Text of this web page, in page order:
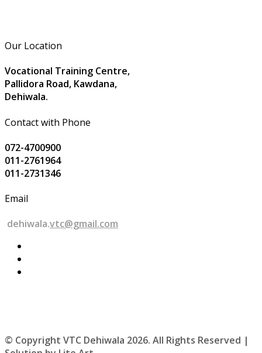
Our Location
Vocational Training Centre,
Pallidora Road, Kawdana,
Dehiwala.
Contact with Phone
072-4700900
011-2761964
011-2731346
Email
dehiwala.vtc@gmail.com
© Copyright VTC Dehiwala 2026. All Rights Reserved |